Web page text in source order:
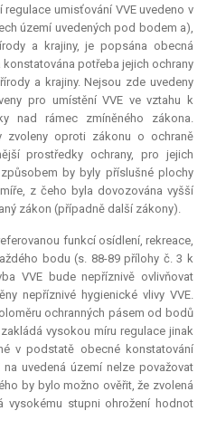
umisťování VVE uvedeno v
území uvedených pod bodem a),
a krajiny, je popsána obecná
potřeba jejich ochrany
a krajiny. Nejsou zde uvedeny
pro umístění VVE ve vztahu k
nad rámec zmíněného zákona.
zvoleny oproti zákonu o ochraně
prostředky ochrany, pro jejich
by byly příslušné plochy
z čeho byla dovozována vyšší
zákon (případně další zákony).
funkcí osídlení, rekreace,
bodu (s. 88-89 přílohy č. 3 k
VVE bude nepříznivě ovlivňovat
nepříznivé hygienické vlivy VVE.
ochranných pásem od bodů
vysokou míru regulace jinak
v podstatě obecné konstatování
uvedená území nelze považovat
by bylo možno ověřit, že zvolená
vysokému stupni ohrožení hodnot